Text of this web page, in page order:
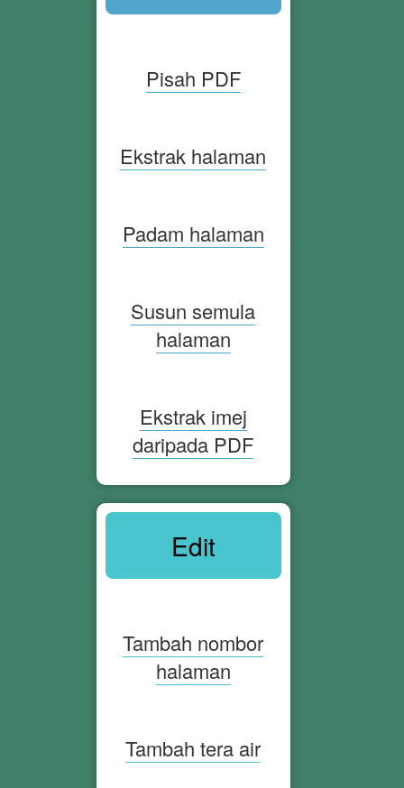
Pisah PDF
Ekstrak halaman
Padam halaman
Susun semula
halaman
Ekstrak imej
daripada PDF
Edit
Tambah nombor
halaman
Tambah tera air